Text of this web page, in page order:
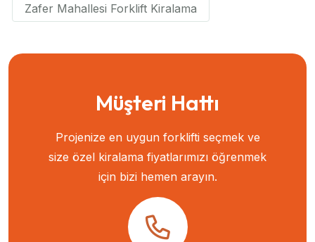
Zafer Mahallesi Forklift Kiralama
Müşteri Hattı
Projenize en uygun forklifti seçmek ve
size özel kiralama fiyatlarımızı öğrenmek
için bizi hemen arayın.